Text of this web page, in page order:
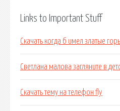
Links to Important Stuff
Скачать когда б имел златые
Светлана малова загляните в
Скачать тему на телефон fly